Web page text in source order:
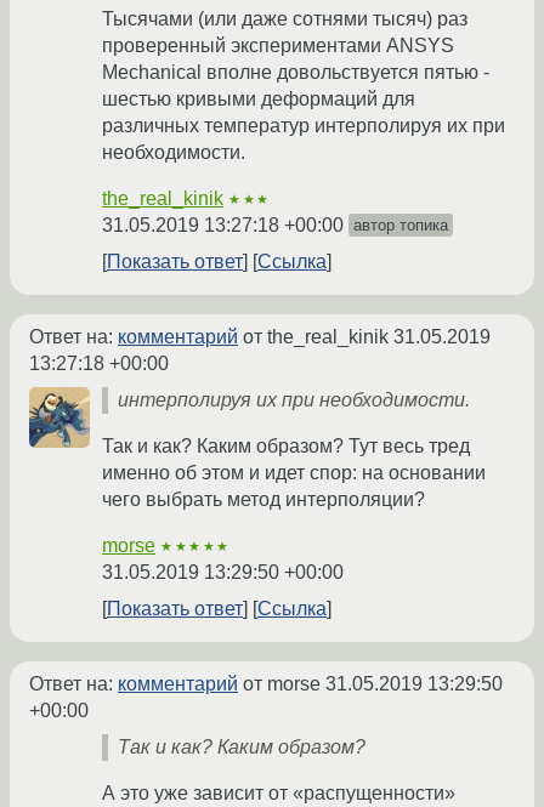
Тысячами (или даже сотнями тысяч) раз
проверенный экспериментами ANSYS
Mechanical вполне довольствуется пятью -
шестью кривыми деформаций для
различных температур интерполируя их при
необходимости.
the_real_kinik ★★★
31.05.2019 13:27:18 +00:00 автор топика
Показать ответ Ссылка
Ответ на: комментарий от the_real_kinik 31.05.2019
13:27:18 +00:00
интерполируя их при необходимости.
Так и как? Каким образом? Тут весь тред
именно об этом и идет спор: на основании
чего выбрать метод интерполяции?
morse ★★★★★
31.05.2019 13:29:50 +00:00
Показать ответ
Ссылка
Ответ на: комментарий от morse 31.05.2019 13:29:50
+00:00
Так и как? Каким образом?
А это уже зависит от «распущенности»